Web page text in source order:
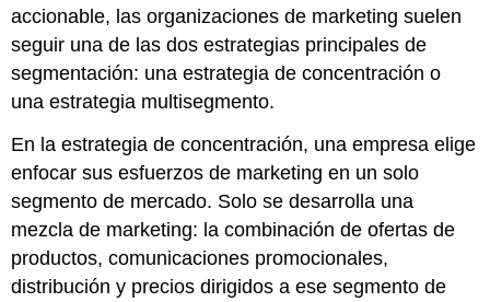
accionable, las organizaciones de marketing suelen
seguir una de las dos estrategias principales de
segmentación: una estrategia de concentración o
una estrategia multisegmento.
En la estrategia de concentración, una empresa elige
enfocar sus esfuerzos de marketing en un solo
segmento de mercado. Solo se desarrolla una
mezcla de marketing: la combinación de ofertas de
productos, comunicaciones promocionales,
distribución y precios dirigidos a ese segmento de